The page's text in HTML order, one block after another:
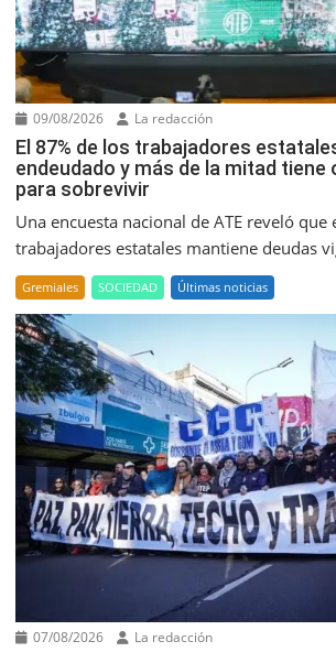
09/08/2026 La redacción
El 87% de los trabajadores
endeudado y más de la mitad tiene
para sobrevivir
Una encuesta nacional de ATE reveló que
trabajadores estatales mantiene deudas
Gremiales SOCIEDAD Últimas noticias
07/08/2026 La redacción